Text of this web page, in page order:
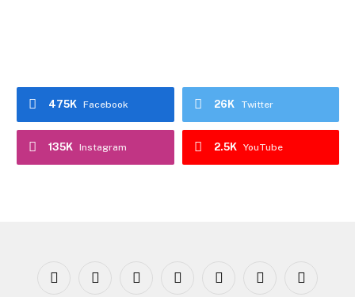
Facebook
475K Twitter
26K
Instagram
135K YouTube
2.5K
Facebook
X
InstagramYouTubeWhatsAppTikTok Threads